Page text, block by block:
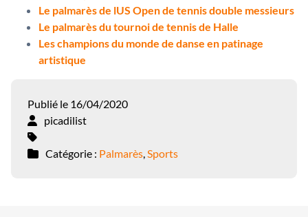
Le palmarès de lUS Open de tennis double messieurs
Le palmarès du tournoi de tennis de Halle
Les champions du monde de danse en patinage
artistique
Publié le 16/04/2020
picadilist
Catégorie : Palmarès,Sports